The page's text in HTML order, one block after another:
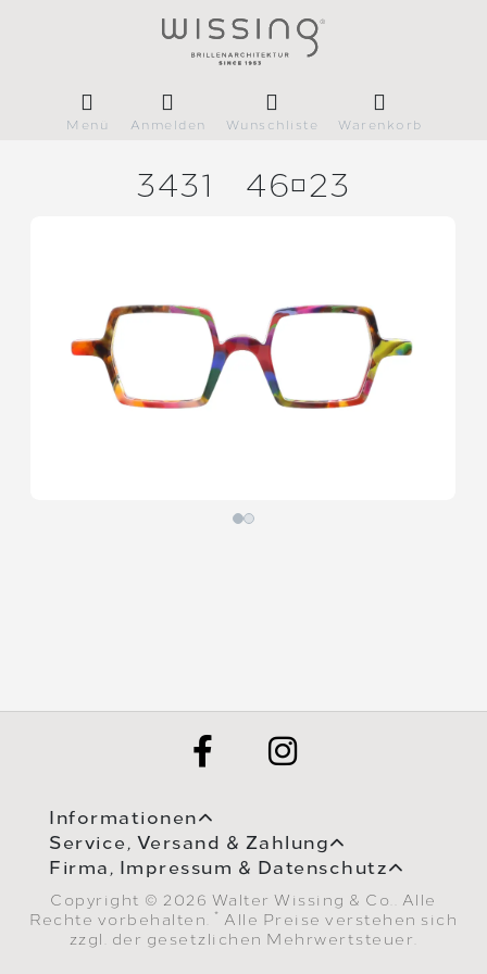
Menü Anmelden Wunschliste Warenkorb
3431 4623
Informationen
Service, Versand & Zahlung
Firma, Impressum & Datenschutz
Copyright © 2026 Walter Wissing & Co.. Alle
Rechte vorbehalten.
* Alle Preise verstehen sich
zzgl. der gesetzlichen Mehrwertsteuer.